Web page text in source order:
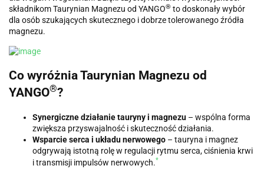
składnikom Taurynian Magnezu od YANGO® to doskonały wybór
dla osób szukających skutecznego i dobrze tolerowanego źródła
magnezu.
Co wyróżnia Taurynian Magnezu od
YANGO®?
Synergiczne działanie tauryny i magnezu – wspólna forma
zwiększa przyswajalność i skuteczność działania.
Wsparcie serca i układu nerwowego – tauryna i magnez
odgrywają istotną rolę w regulacji rytmu serca, ciśnienia krwi
i transmisji impulsów nerwowych.*